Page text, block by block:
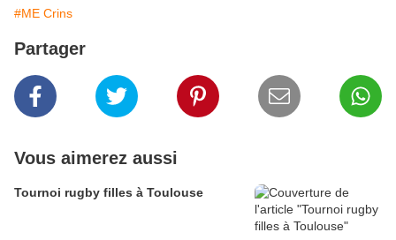
#ME Crins
Partager
Vous aimerez aussi
Tournoi rugby filles à Toulouse